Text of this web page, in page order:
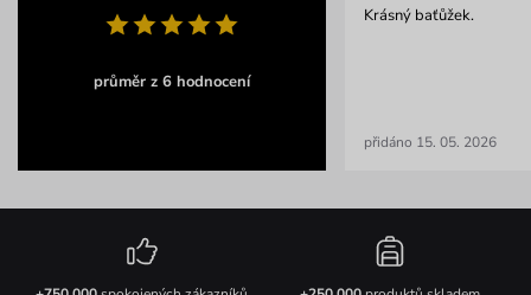
průměr z 6 hodnocení
Krásný baťůžek.
přidáno 15. 05. 2026